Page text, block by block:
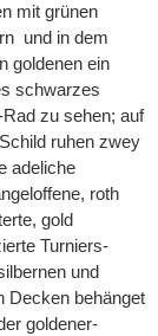
mit grünen
und in dem
goldenen ein
schwarzes
Rad zu sehen; auf
ruhen zwey
adeliche
roth
gold
Turniers­
und
Decken behänget
goldener-